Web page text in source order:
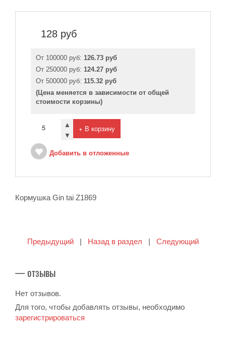
128 руб
От 100000 руб: 126.73 руб
От 250000 руб: 124.27 руб
От 500000 руб: 115.32 руб
(Цена меняется в зависимости от общей
стоимости корзины)
▲
▼
+ В корзину
Добавить в отложенные
Кормушка Gin tai Z1869
Предыдущий | Назад в раздел | Следующий
— отзывы
Нет отзывов.
Для того, чтобы добавлять отзывы, необходимо
зарегистрироваться